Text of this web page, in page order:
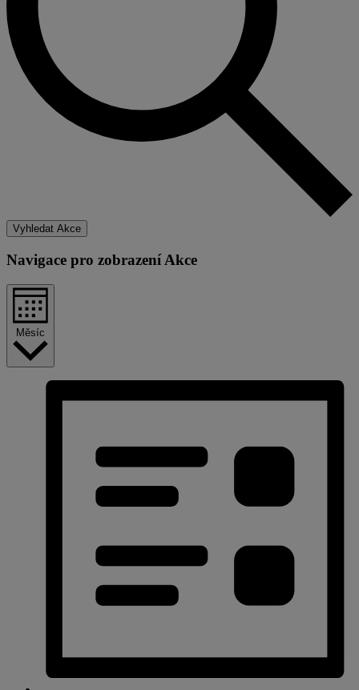
Vyhledat Akce
Navigace pro zobrazení Akce
Měsíc